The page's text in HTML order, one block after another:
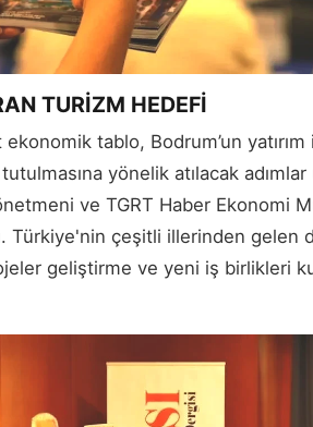
TURİZM HEDEFİ
tablo, Bodrum’un yatırım
yönelik atılacak
ve TGRT Haber Ekonomi
Türkiye'nin çeşitli illerinden gelen
geliştirme ve yeni iş birlikleri